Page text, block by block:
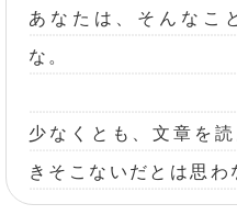
あなたは、そんなこ
な。
少なくとも、文章を
きそこないだとは思わ